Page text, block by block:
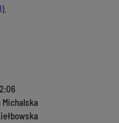
).
Michalska